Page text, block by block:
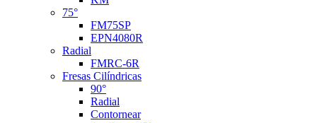
75°
FM75SP
EPN4080R
Radial
FMRC-6R
Fresas Cilíndricas
90°
Radial
Contornear